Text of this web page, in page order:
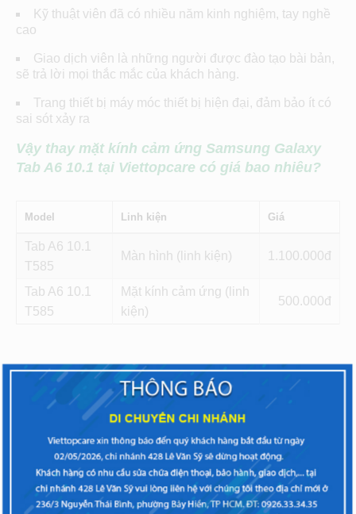
Kỹ thuật viên đã có nhiều năm kinh nghiệm, tay nghề
cao
Giao dịch viên là những người được đào tạo bài bản,
sẽ trả lời mọi thắc mắc của khách hàng.
Trang thiết bị máy móc thiết bị hiện đại, đảm bảo ít có
sai sót xảy ra
Vậy thay mặt kính cảm ứng Samsung Galaxy
Tab A6 10.1 tại Viettopcare có giá bao nhiêu?
Model Linh kiện Giá
Tab A6 10.1
T585
Màn hình (linh kiện) 1.100
Tab A6 10.1
T585
Mặt kính cảm ứng (linh
kiện)
500
* Giá công và bảo hành thay kính từ 100.000đ – 300.000đ
tùy hãng và model máy.